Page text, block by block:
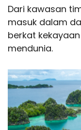
Dari kawasan
masuk dalam
berkat
mendunia.